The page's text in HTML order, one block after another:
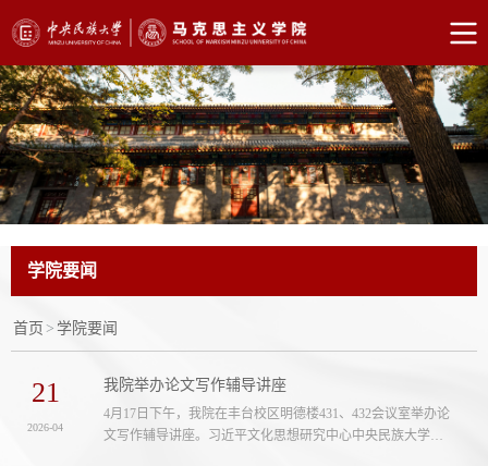
学院要闻
首页 > 学院要闻
21
2026-04
我院举办论文写作辅导讲座
4月17日下午，我院在丰台校区明德楼431、432会议室举办论
文写作辅导讲座。习近平文化思想研究中心中央民族大学协